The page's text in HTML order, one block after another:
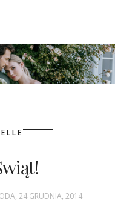
24 GRUDNIA, 2014